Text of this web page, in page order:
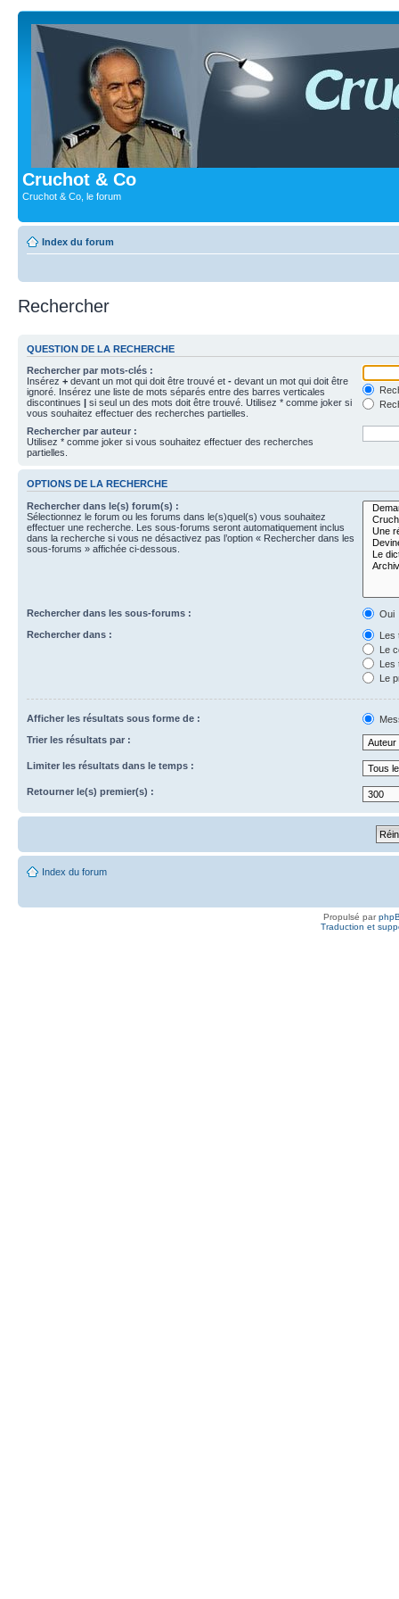
Cruchot & Co
Cruchot & Co, le forum
Index du forum
Rechercher
QUESTION DE LA RECHERCHE
Rechercher par mots-clés :
Insérez + devant un mot qui doit être trouvé et - devant un mot qui doit être
ignoré. Insérez une liste de mots séparés entre des barres verticales
discontinues | si seul un des mots doit être trouvé. Utilisez * comme joker si
vous souhaitez effectuer des recherches partielles.
Rechercher par auteur :
Utilisez * comme joker si vous souhaitez effectuer des recherches
partielles.
OPTIONS DE LA RECHERCHE
Rechercher dans le(s) forum(s) :
Sélectionnez le forum ou les forums dans le(s)quel(s) vous souhaitez
effectuer une recherche. Les sous-forums seront automatiquement inclus
dans la recherche si vous ne désactivez pas l’option « Rechercher dans les
sous-forums » affichée ci-dessous.
Rechercher dans les sous-forums :
Oui
Rechercher dans :
Les
Le
Les
Le
Afficher les résultats sous forme de :
Trier les résultats par :
Limiter les résultats dans le temps :
Retourner le(s) premier(s) :
Index du forum
Propulsé par
Traduction et